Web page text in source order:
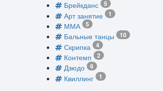
Брейкданс 5
Арт занятие 1
ММА 5
Бальные танцы 10
Скрипка 4
Контемп 2
Дзюдо 6
Квиллинг 1